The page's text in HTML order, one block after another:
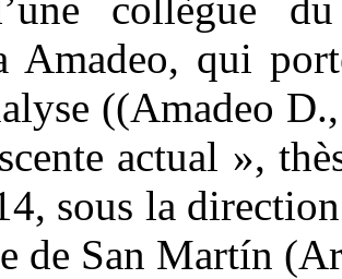
Amadeo, qui
((Amadeo
actual »,
sous la
de San Martín